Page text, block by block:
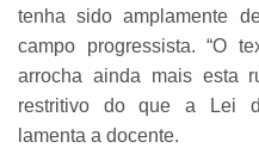
tenha sido amplamente
campo progressista. “O
arrocha ainda mais esta
restritivo do que a Lei
lamenta a docente.